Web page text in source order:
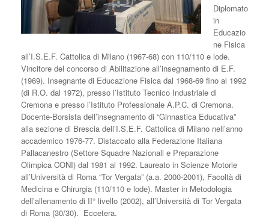
Diplomato
in
Educazio
ne Fisica
all’I.S.E.F. Cattolica di Milano (1967-68) con 110/110 e lode.
Vincitore del concorso di Abilitazione all’insegnamento di E.F.
(1969). Insegnante di Educazione Fisica dal 1968-69 fino al 1992
(di R.O. dal 1972), presso l’Istituto Tecnico Industriale di
Cremona e presso l’Istituto Professionale A.P.C. di Cremona.
Docente-Borsista dell’insegnamento di “Ginnastica Educativa”
alla sezione di Brescia dell’I.S.E.F. Cattolica di Milano nell’anno
accademico 1976-77. Distaccato alla Federazione Italiana
Pallacanestro (Settore Squadre Nazionali e Preparazione
Olimpica CONI) dal 1981 al 1992. Laureato in Scienze Motorie
all’Università di Roma “Tor Vergata” (a.a. 2000-2001), Facoltà di
Medicina e Chirurgia (110/110 e lode). Master in Metodologia
dell’allenamento di II° livello (2002), all’Università di Tor Vergata
di Roma (30/30). Eccetera.